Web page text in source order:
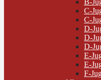
B-
C-
C-
D-
D-
D-
E-
E-
F-